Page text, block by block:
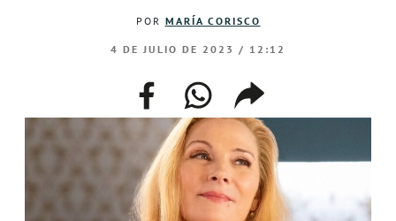
POR MARÍA CORISCO
4 DE JULIO DE 2023 / 12:12
facebookwhatsappcompartir
enlace